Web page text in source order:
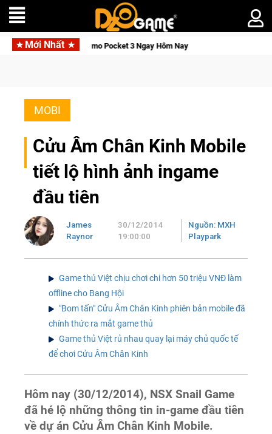
Mới Nhất
DJI Osmo Pocket 3 Ngay Hôm Nay
MOBI
Cửu Âm Chân Kinh Mobile
tiết lộ hình ảnh ingame
đầu tiên
James
Raynor
30/12/2014
19:00:00
Nguồn: MXH
Playpark
Game thủ Việt chịu chơi chi hơn 50 triệu VNĐ làm
offline cho Bang Hội
"Bom tấn" Cửu Âm Chân Kinh phiên bản mobile đã
chính thức ra mắt game thủ
Game thủ Việt rủ nhau quay lại máy chủ quốc tế
để chơi Cửu Âm Chân Kinh
Hôm nay (30/12/2014), NSX Snail Game
đã hé lộ những thông tin in-game đầu tiên
về dự án Cửu Âm Chân Kinh Mobile.